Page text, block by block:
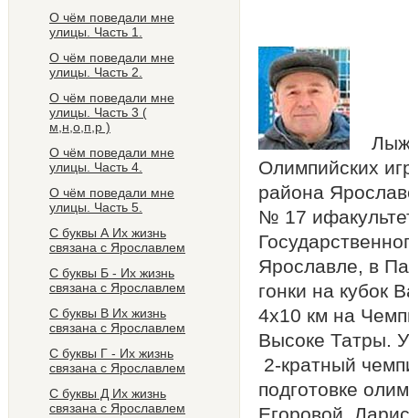
О чём поведали мне
улицы. Часть 1.
О чём поведали мне
улицы. Часть 2.
О чём поведали мне
улицы. Часть 3 (
м,н,о,п,р )
О чём поведали мне
улицы. Часть 4.
О чём поведали мне
улицы. Часть 5.
С буквы А Их жизнь
связана с Ярославлем
C буквы Б - Их жизнь
связана с Ярославлем
С буквы В Их жизнь
связана с Ярославлем
С буквы Г - Их жизнь
связана с Ярославлем
С буквы Д Их жизнь
связана с Ярославлем
Олимпийских
района
№ 17
Ярославле, в
гонки на кубок
4x10 км на
Высоке Татры.
2-кратный
подготовке